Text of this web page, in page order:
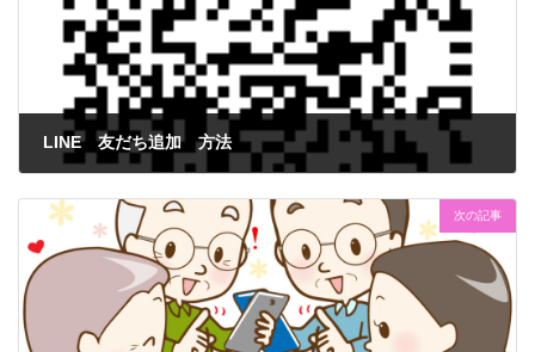
LINE 友だち追加 方法
次の記事